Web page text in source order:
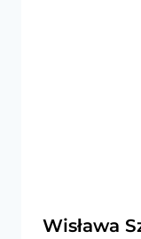
Wisława